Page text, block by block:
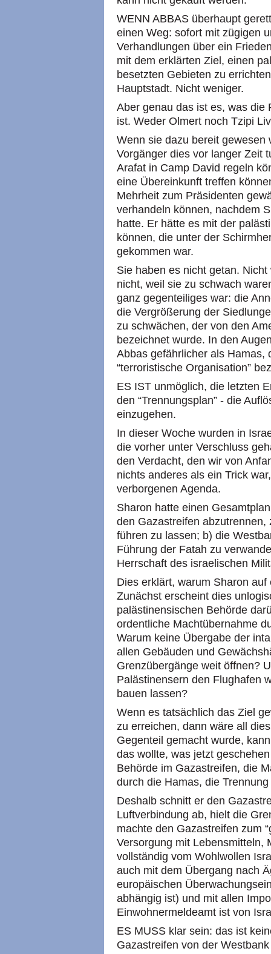
WENN ABBAS überhaupt
einen Weg: sofort mit zügigen
Verhandlungen über ein
mit dem erklärten Ziel, einen
besetzten Gebieten zu
Hauptstadt. Nicht weniger.
Aber genau das ist es, was die
ist. Weder Olmert noch Tzipi
Wenn sie dazu bereit
Vorgänger dies vor langer Zeit
Arafat in Camp David regeln
eine Übereinkunft treffen
Mehrheit zum Präsidenten
verhandeln können, nachdem
hatte. Er hätte es mit der
können, die unter der
gekommen war.
Sie haben es nicht getan.
nicht, weil sie zu schwach
ganz gegenteiliges war: die
die Vergrößerung der
zu schwächen, der von den
bezeichnet wurde. In den
Abbas gefährlicher als Hamas,
“terroristische Organisation”
ES IST unmöglich, die letzten
den “Trennungsplan” - die
einzugehen.
In dieser Woche wurden in
die vorher unter Verschluss
den Verdacht, den wir von
nichts anderes als ein Trick
verborgenen Agenda.
Sharon hatte einen
den Gazastreifen
führen zu lassen; b) die
Führung der Fatah zu
Herrschaft des israelischen
Dies erklärt, warum Sharon auf
Zunächst erscheint dies
palästinensischen Behörde
ordentliche Machtübernahme
Warum keine Übergabe der
allen Gebäuden und
Grenzübergänge weit öffnen?
Palästinensern den Flughafen
bauen lassen?
Wenn es tatsächlich das Ziel
zu erreichen, dann wäre all
Gegenteil gemacht wurde,
das wollte, was jetzt
Behörde im Gazastreifen, die
durch die Hamas, die
Deshalb schnitt er den
Luftverbindung ab, hielt die
machte den Gazastreifen zum
Versorgung mit Lebensmitteln,
vollständig vom Wohlwollen
auch mit dem Übergang nach
europäischen
abhängig ist) und mit allen
Einwohnermeldeamt ist von
ES MUSS klar sein: das ist
Gazastreifen von der